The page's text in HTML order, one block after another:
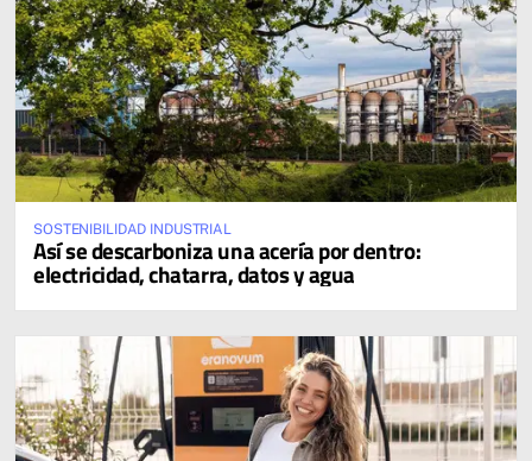
SOSTENIBILIDAD INDUSTRIAL
Así se descarboniza una acería por dentro:
electricidad, chatarra, datos y agua